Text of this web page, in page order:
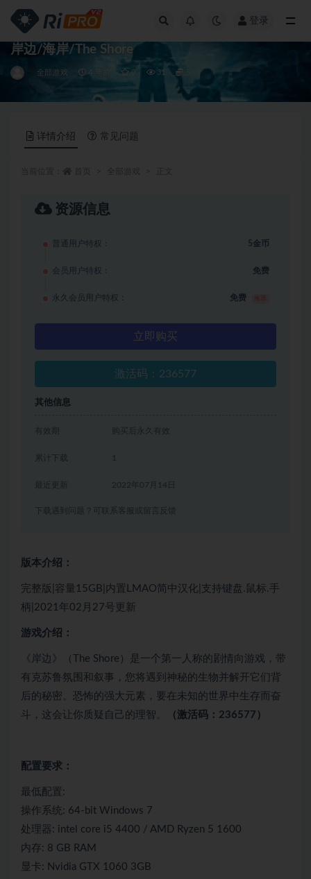
登录
岸边/海岸/The Shore
全部游戏 4 年前 0 31
详情介绍 常见问题
资源信息
普通用户特权： 5金币
会员用户特权： 免费
永久会员用户特权： 免费
立即购买
激活码：236577
其他信息
有效期 购买后永久有效
累计下载 1
2022年07月14日
下载遇到问题？可联系客服或留言反馈
版本介绍：
完整版|容量15GB|内置LMAO简中汉化|支持键盘.鼠标.手
柄|2021年02月27号更新
游戏介绍：
《岸边》（The Shore）是一个第一人称的剧情向游戏，带
有克苏鲁氛围和叙事，您将遇到神秘的生物并解开它们背
后的秘密。恐怖的强大元素，要在未知的世界中生存而奋
斗，这会让你质疑自己的理智。
（激活码：236577）
配置要求：
最低配置:
操作系统: 64-bit Windows 7
处理器: intel core i5 4400 / AMD Ryzen 5 1600
内存: 8 GB RAM
显卡: Nvidia GTX 1060 3GB